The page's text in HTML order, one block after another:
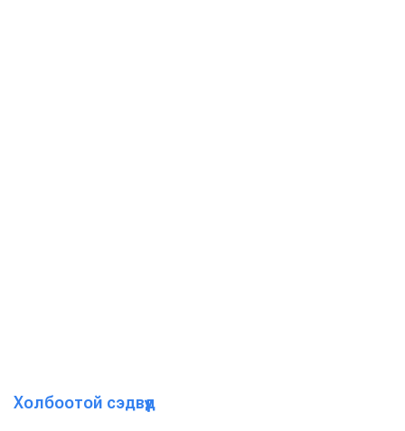
Холбоотой сэдвүүд